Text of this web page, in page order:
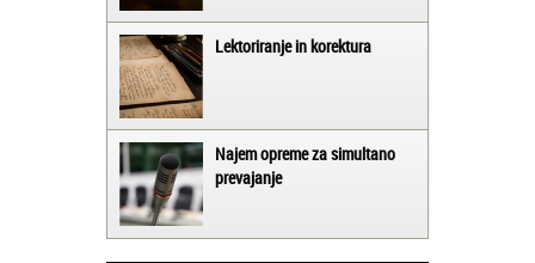
Lektoriranje in korektura
Najem opreme za simultano
prevajanje
Matjaž iz Ajdovščine: